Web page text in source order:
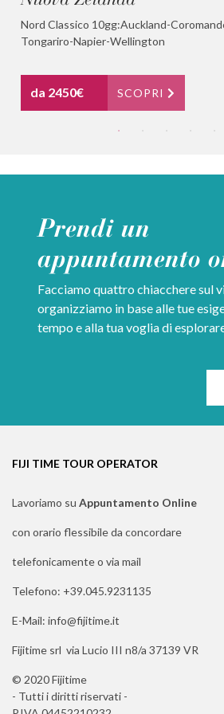
Nord Classico 10gg:Auckland-
Tongariro-Napier-Wellington
da 2450€ SCOPRI
Prendi un
appuntamento
Facciamo quattro chiacchere sul
organizziamo in base alle tue
tempo e alla tua voglia di
FIJI TIME TOUR OPERATOR
Lavoriamo su Appuntamento Online
con orario flessibile da concordare
telefonicamente o via mail
Telefono: +39.045.9231135
E-Mail: info@fijitime.it
Fijitime srl via Lucio III n8/a 37139 VR
© 2020 Fijitime
- Tutti i diritti riservati -